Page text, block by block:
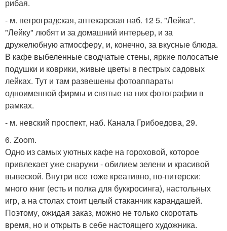
рибая.
- м. петроградская, аптекарская наб. 12 5. "Лейка".
"Лейку" любят и за домашний интерьер, и за
дружелюбную атмосферу, и, конечно, за вкусные блюда.
В кафе выбеленные сводчатые стены, яркие полосатые
подушки и коврики, живые цветы в пестрых садовых
лейках. Тут и там развешены фотоаппараты
одноименной фирмы и снятые на них фотографии в
рамках.
- м. невский проспект, наб. Канала Грибоедова, 29.
6. Zoom.
Одно из самых уютных кафе на гороховой, которое
привлекает уже снаружи - обилием зелени и красивой
вывеской. Внутри все тоже креативно, по-питерски:
много книг (есть и полка для буккросинга), настольных
игр, а на столах стоит целый стаканчик карандашей.
Поэтому, ожидая заказ, можно не только скоротать
время, но и открыть в себе настоящего художника.